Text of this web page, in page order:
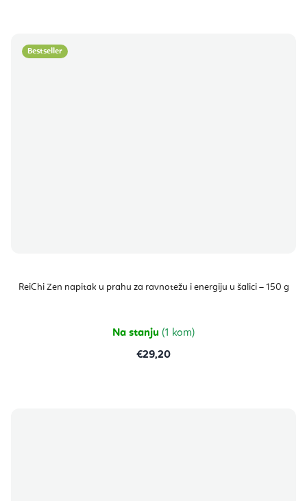
Bestseller
ReiChi Zen napitak u prahu za ravnotežu i energiju u šalici – 150 g
Na stanju (1 kom)
€29,20